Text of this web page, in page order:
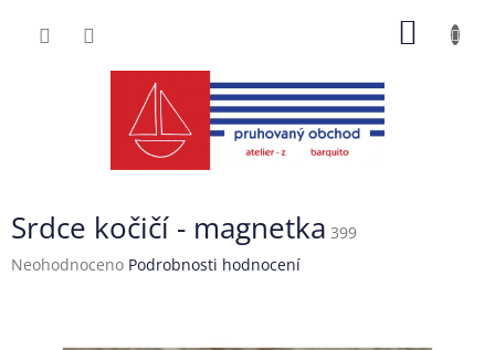
Srdce kočičí - magnetka 399
Průměrné
Neohodnoceno Podrobnosti hodnocení